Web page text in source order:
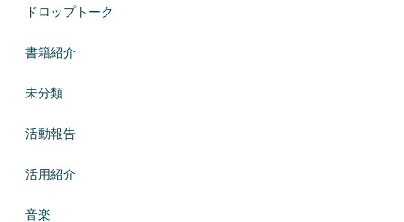
ドロップトーク
書籍紹介
未分類
活動報告
活用紹介
音楽